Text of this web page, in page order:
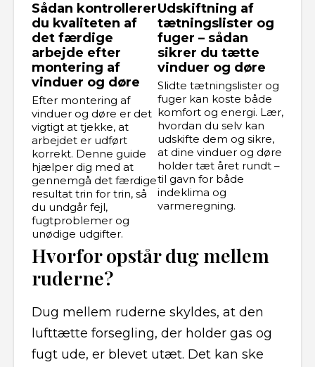
Sådan kontrollerer
du kvaliteten af
det færdige
arbejde efter
montering af
vinduer og døre
Efter montering af
vinduer og døre er det
vigtigt at tjekke, at
arbejdet er udført
korrekt. Denne guide
hjælper dig med at
gennemgå det færdige
resultat trin for trin, så
du undgår fejl,
fugtproblemer og
unødige udgifter.
Udskiftning af
tætningslister og
fuger – sådan
sikrer du tætte
vinduer og døre
Slidte tætningslister og
fuger kan koste både
komfort og energi. Lær,
hvordan du selv kan
udskifte dem og sikre,
at dine vinduer og døre
holder tæt året rundt –
til gavn for både
indeklima og
varmeregning.
Hvorfor opstår dug mellem
ruderne?
Dug mellem ruderne skyldes, at den
lufttætte forsegling, der holder gas og
fugt ude, er blevet utæt. Det kan ske